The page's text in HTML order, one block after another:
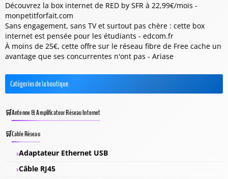
Découvrez la box internet de RED by SFR à 22,99€/mois -
monpetitforfait.com
Sans engagement, sans TV et surtout pas chère : cette box
internet est pensée pour les étudiants - edcom.fr
À moins de 25€, cette offre sur le réseau fibre de Free cache un
avantage que ses concurrentes n'ont pas - Ariase
Catégories de la boutique
Antenne & Amplificateur Réseau Internet
Cable Réseau
Adaptateur Ethernet USB
Câble RJ45